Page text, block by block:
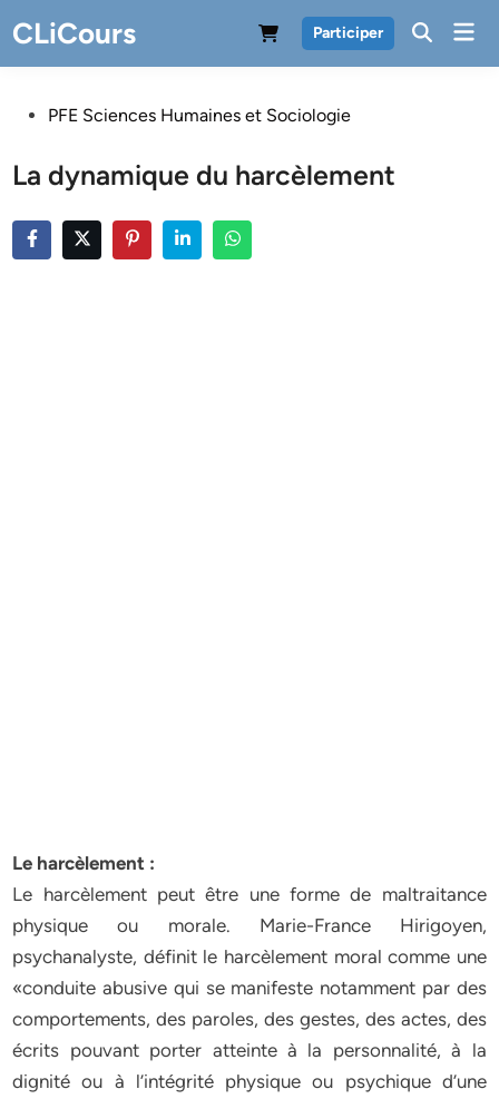
to
content
CLiCours Participer
PostedPFE Sciences Humaines et Sociologie
La dynamique du harcèlement
Le harcèlement :
Le harcèlement peut être une forme de maltraitance
physique ou morale. Marie-France Hirigoyen,
psychanalyste, définit le harcèlement moral comme une
«conduite abusive qui se manifeste notamment par des
comportements, des paroles, des gestes, des actes, des
écrits pouvant porter atteinte à la personnalité, à la
dignité ou à l’intégrité physique ou psychique d’une